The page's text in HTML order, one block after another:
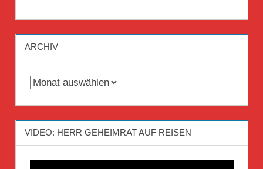
ARCHIV
Archiv
VIDEO: HERR GEHEIMRAT AUF REISEN